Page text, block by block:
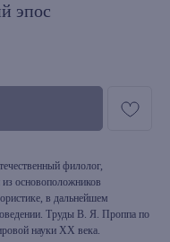
эпос
филолог,
основоположников
в дальнейшем
Труды В. Я. Проппа по
науки ХХ века.